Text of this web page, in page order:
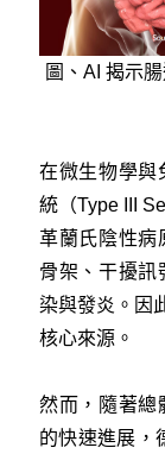
圖、AI 揭示
在微生物學與
統（Type III
革蘭氏陰性病
骨架、干擾訊
染與發炎。因
核心來源。
然而，隨著總
的快速進展，